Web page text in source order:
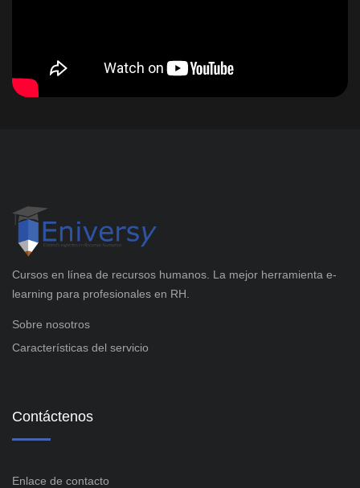
Cursos en línea de recursos humanos. La mejor herramienta e-
learning para profesionales en RH.
Sobre nosotros
Características del servicio
Contáctenos
Enlace de contacto